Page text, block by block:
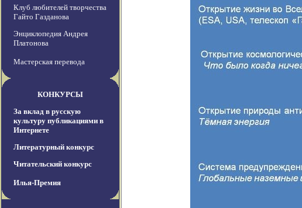
Клуб любителей творчества
Гайто Газданова
Энциклопедия Андрея
Платонова
Мастерская перевода
КОНКУРСЫ
За вклад в русскую
культуру публикациями в
Интернете
Литературный конкурс
Читательский конкурс
Илья-Премия